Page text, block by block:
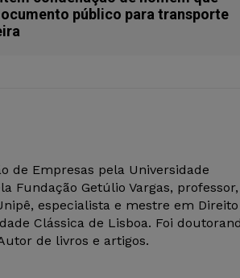
público para transporte
de Empresas pela Universidade
Fundação Getúlio Vargas, professor,
especialista e mestre em Direito
Clássica de Lisboa. Foi
de livros e artigos.